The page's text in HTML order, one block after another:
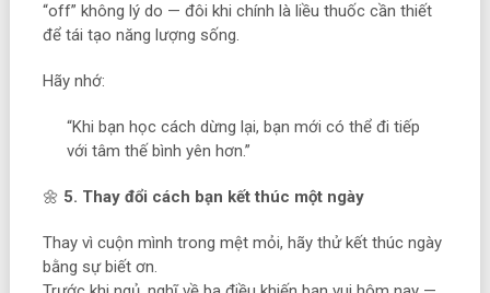
“off” không lý do — đôi khi chính là liều thuốc cần thiết
để tái tạo năng lượng sống.
Hãy nhớ:
“Khi bạn học cách dừng lại, bạn mới có thể đi tiếp
với tâm thế bình yên hơn.”
🌼 5. Thay đổi cách bạn kết thúc một ngày
Thay vì cuộn mình trong mệt mỏi, hãy thử kết thúc ngày
bằng sự biết ơn.